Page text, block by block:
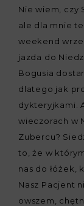
Nie wiem, czy
ale dla mnie
weekend
jazda do
Bogusia
dlatego jak
dykteryjkami.
wieczorach w
Zubercu?
to, że w
nas do łóżek,
Nasz Pacjent
owszem,